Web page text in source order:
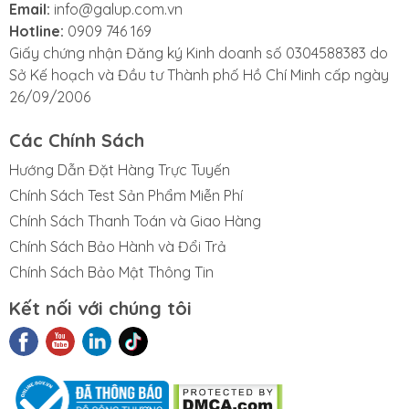
và đáng tin cậy.
Với những tính năng vượt trội và độ bền cao, băng
keo điện 3M 1350F-2 không chỉ đáp ứng các tiêu
chuẩn kỹ thuật khắt khe mà còn mang lại sự an tâm
cách điện hiện đại.
Email: info@galup.com.vn
Hotline: 0909 746 169
Giấy chứng nhận Đăng ký Kinh doanh số 0304588383 do
Sở Kế hoạch và Đầu tư Thành phố Hồ Chí Minh cấp ngày
26/09/2006
Các Chính Sách
Hướng Dẫn Đặt Hàng Trực Tuyến
Chính Sách Test Sản Phẩm Miễn Phí
Chính Sách Thanh Toán và Giao Hàng
Chính Sách Bảo Hành và Đổi Trả
Chính Sách Bảo Mật Thông Tin
Kết nối với chúng tôi